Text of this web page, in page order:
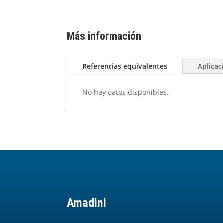
Más información
Referencias equivalentes
No hay datos disponibles.
Amadini